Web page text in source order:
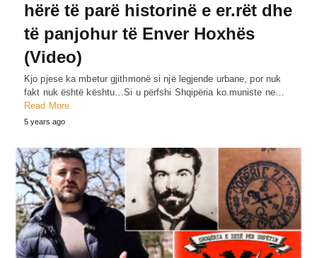
hërë të parë historinë e er.rët dhe
të panjohur të Enver Hoxhës
(Video)
Kjo pjese ka mbetur gjithmonë si një legjende urbane, por nuk
fakt nuk është kështu…Si u përfshi Shqipëria ko.muniste ne…
Read More
5 years ago